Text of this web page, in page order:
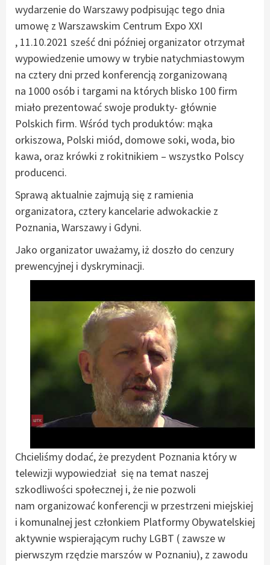
wydarzenie do Warszawy podpisując tego dnia
umowę z Warszawskim Centrum Expo XXI
, 11.10.2021 sześć dni później organizator otrzymał
wypowiedzenie umowy w trybie natychmiastowym
na cztery dni przed konferencją zorganizowaną
na 1000 osób i targami na których blisko 100 firm
miało prezentować swoje produkty- głównie
Polskich firm. Wśród tych produktów: mąka
orkiszowa, Polski miód, domowe soki, woda, bio
kawa, oraz krówki z rokitnikiem – wszystko Polscy
producenci.
Sprawą aktualnie zajmują się z ramienia
organizatora, cztery kancelarie adwokackie z
Poznania, Warszawy i Gdyni.
Jako organizator uważamy, iż doszło do cenzury
prewencyjnej i dyskryminacji.
Chcieliśmy dodać, że prezydent Poznania który w
telewizji wypowiedział się na temat naszej
szkodliwości społecznej i, że nie pozwoli
nam organizować konferencji w przestrzeni miejskiej
i komunalnej jest członkiem Platformy Obywatelskiej
aktywnie wspierającym ruchy LGBT ( zawsze w
pierwszym rzędzie marszów w Poznaniu), z zawodu